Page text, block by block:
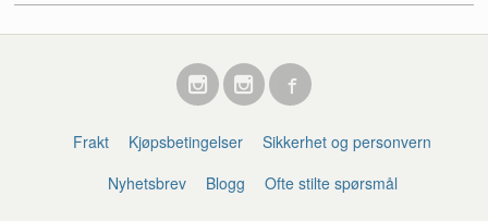
Frakt Kjøpsbetingelser
Sikkerhet og personvern
Nyhetsbrev
Blogg Ofte stilte spørsmål